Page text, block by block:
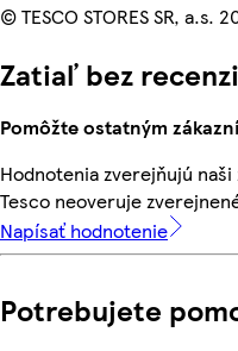
© TESCO STORES SR, a.s.
Zatiaľ bez
Pomôžte ostatným
Hodnotenia zverejňujú
Tesco neoveruje
Napísať hodnotenie
Potrebujete